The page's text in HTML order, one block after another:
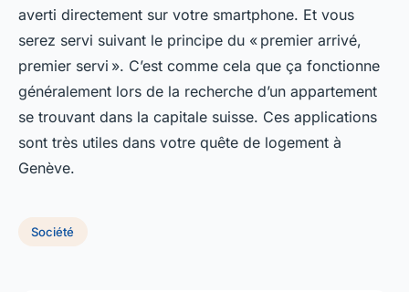
averti directement sur votre smartphone. Et vous
serez servi suivant le principe du « premier arrivé,
premier servi ». C’est comme cela que ça fonctionne
généralement lors de la recherche d’un appartement
se trouvant dans la capitale suisse. Ces applications
sont très utiles dans votre quête de logement à
Genève.
Société